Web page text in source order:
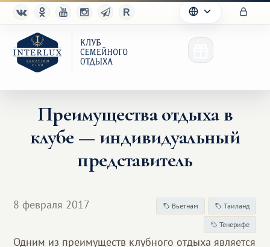
Клуб
Преимущества
Партнерам
Преимущества отдыха в
клубе — индивидуальный
представитель
8 февраля 2017 Вьетнам Таиланд
Тенерифе
Одним из преимуществ клубного отдыха является